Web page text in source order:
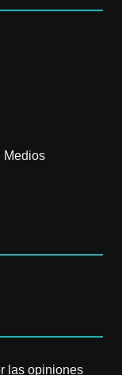
Medios
las opiniones